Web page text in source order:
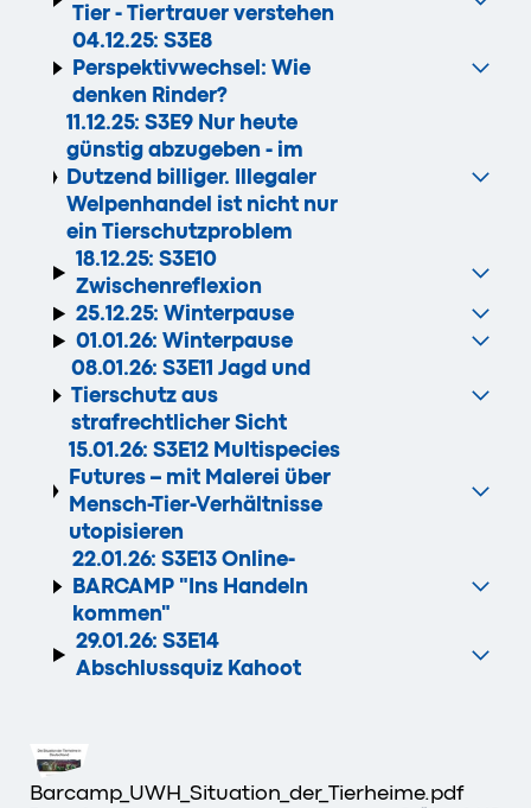
Tier - Tiertrauer verstehen
04.12.25:S3E8
Perspektivwechsel: Wie
denken Rinder?
11.12.25:S3E9 Nur heute
günstig abzugeben - im
Dutzend billiger. Illegaler
Welpenhandel ist nicht nur
ein Tierschutzproblem
18.12.25:S3E10
Zwischenreflexion
25.12.25:Winterpause
01.01.26:Winterpause
08.01.26:S3E11 Jagd und
Tierschutz aus
strafrechtlicher Sicht
15.01.26: S3E12 Multispecies
Futures – mit Malerei über
Mensch-Tier-Verhältnisse
utopisieren
22.01.26: S3E13 Online-
BARCAMP "Ins Handeln
kommen"
29.01.26: S3E14
Abschlussquiz Kahoot
Barcamp_UWH_Situation_der_Tierheime.pdf